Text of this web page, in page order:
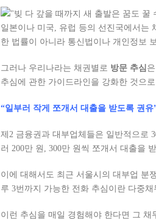
일본이나 미국, 유럽 등의 선진국에서는
한 법률이 아니라 통신법이나 개인정보
그러나 우리나라는 채권별로 방문 추심
추심에 관한 가이드라인을 강화한 것으
“일부러 작게 쪼개서 대출을 받도록 권유
제2 금융권과 대부업체들은 일반적으로
러 200만 원, 300만 원씩 쪼개서 대출을
이에 대해서도 최근 서울시의 대부업 분
루 3번까지 가능한 전화 추심이란 다중채
이런 추심을 매일 경험해야 한다면 그